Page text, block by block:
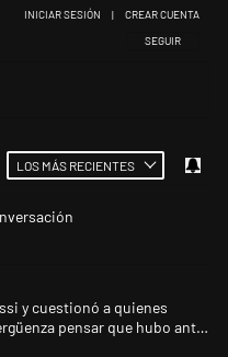
SIGA ESTA
SEGUIR
INICIAR SESIÓN | CREAR CUENTA
LOS MÁS RECIENTES
más comentarios en los últimos
despidió a Jorge Messi y
y cuestionó a quienes
pensar que hubo anti-